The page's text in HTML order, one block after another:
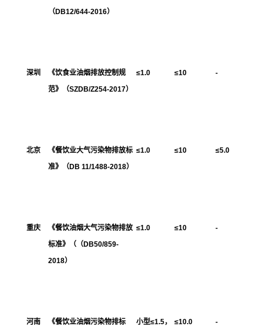
（DB12/644-2016）
深圳
《饮食业油烟排放控制规
范》（SZDB/Z254-2017）
≤1.0 ≤10 -
北京
《餐饮业大气污染物排放标
准》（DB 11/1488-2018）
≤1.0 ≤10 ≤5.0
重庆
《餐饮油烟大气污染物排放
标准》（（DB50/859-
2018）
≤1.0 ≤10 -
河南
《餐饮业油烟污染物排标
小型≤1.5，
≤10.0 -